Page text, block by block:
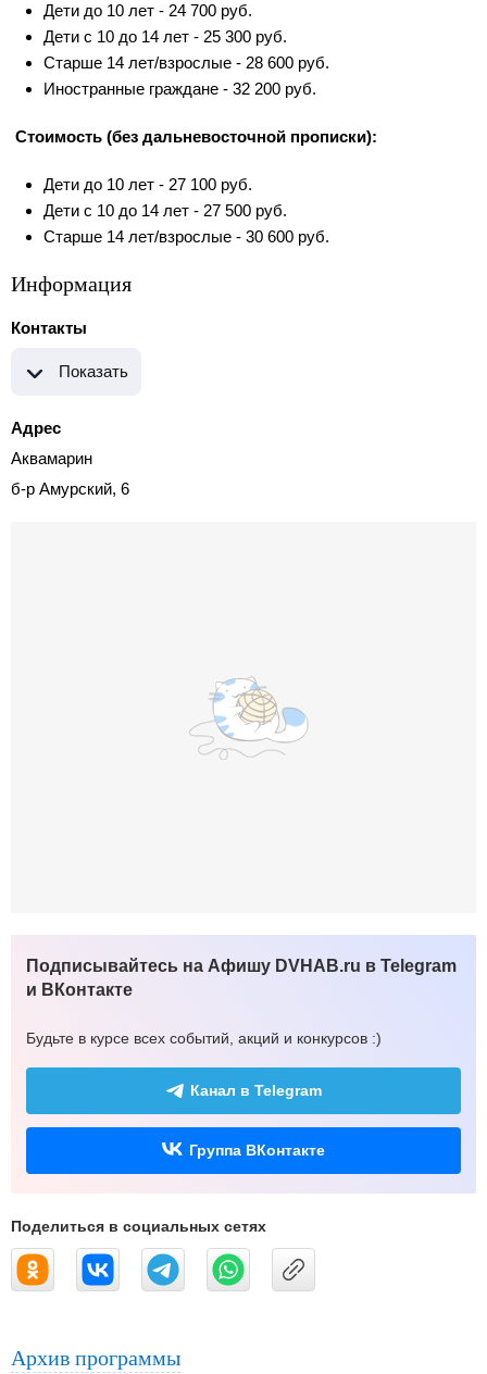
Дети до 10 лет - 24 700 руб.
Дети с 10 до 14 лет - 25 300 руб.
Старше 14 лет/взрослые - 28 600 руб.
Иностранные граждане - 32 200 руб.
Стоимость (без дальневосточной прописки):
Дети до 10 лет - 27 100 руб.
Дети с 10 до 14 лет - 27 500 руб.
Старше 14 лет/взрослые - 30 600 руб.
Информация
Контакты
Показать
Адрес
Аквамарин
б-р Амурский, 6
Подписывайтесь на Афишу DVHAB.ru в Telegram
и ВКонтакте
Будьте в курсе всех событий, акций и конкурсов :)
Канал в Telegram
Группа ВКонтакте
Поделиться в социальных сетях
Архив программы